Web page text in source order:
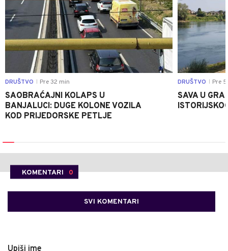
DRUŠTVO Pre 32 min
SAOBRAĆAJNI KOLAPS U
BANJALUCI: DUGE KOLONE VOZILA
KOD PRIJEDORSKE PETLJE
DRUŠTVO Pre
SAVA U
KOMENTARI 0
SVI KOMENTARI